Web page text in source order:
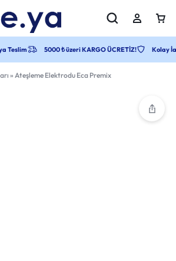
Teslim 5000 ₺ üzeri KARGO ÜCRETİZ! Kolay
» Ateşleme Elektrodu Eca Premix